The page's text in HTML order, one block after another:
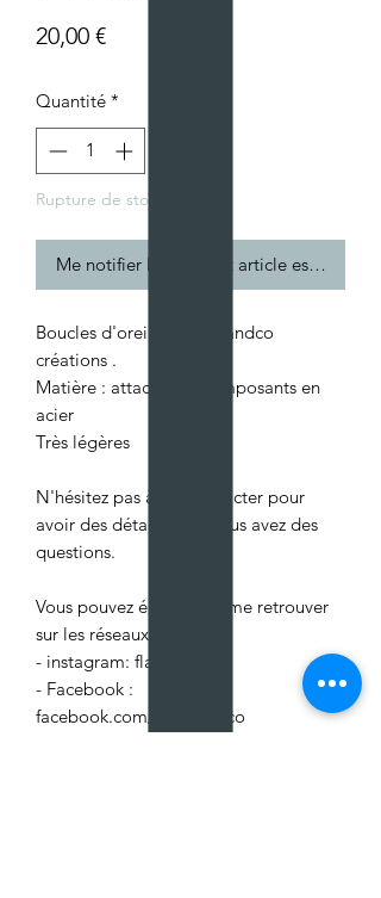
20,00 €Prix
Quantité *
Rupture de stock
Me notifier lorsque cet article est
Boucles d'oreilles Flavieandco
créations .
Matière : attaches et composants en
acier
Très légères
N'hésitez pas à me contacter pour
avoir des détails ou si vous avez des
questions.
Vous pouvez également me retrouver
sur les réseaux sociaux :
- instagram: flavieandco
- Facebook :
facebook.com/flavieandco